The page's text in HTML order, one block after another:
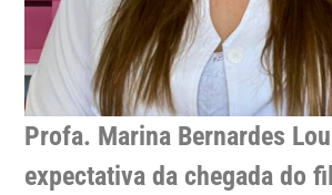
Profa. Marina Bernardes
expectativa da chegada do